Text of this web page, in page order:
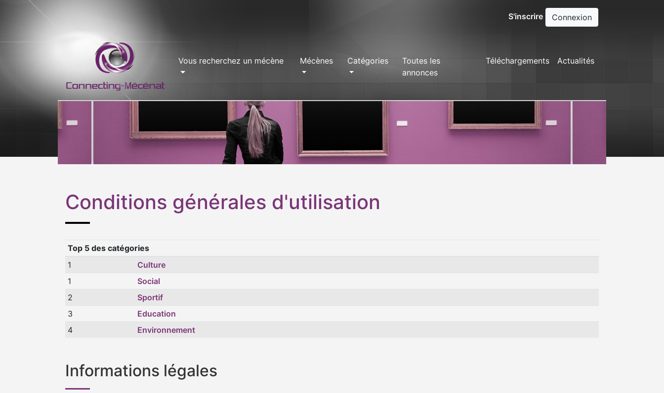
S'inscrire Connexion
Vous recherchez un mécène Mécènes Catégories
Toutes les
annonces
Téléchargements Actualités
Conditions générales d'utilisation
Top 5 des catégories
1
Culture
1
Social
2
Sportif
3
Education
4
Environnement
Informations légales